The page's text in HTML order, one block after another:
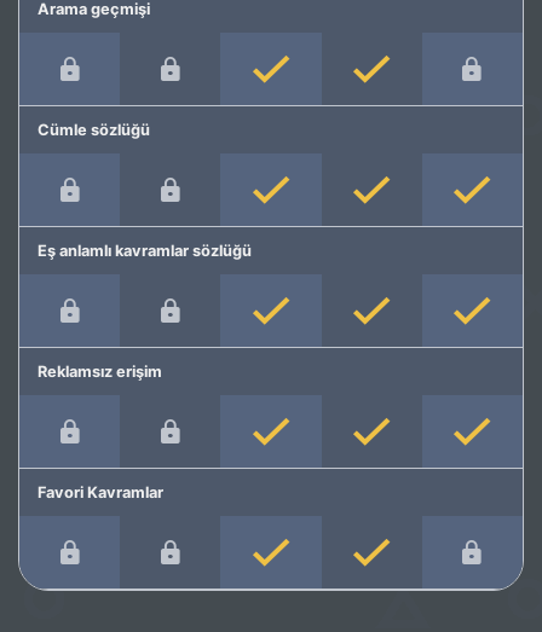
Arama geçmişi
Cümle sözlüğü
Eş anlamlı kavramlar sözlüğü
Reklamsız erişim
Favori Kavramlar